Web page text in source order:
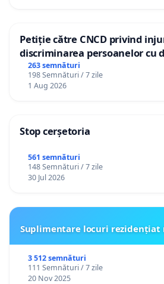
Petiție către CNCD privind
discriminarea persoanelor cu
către utilizatorul TikTok „Gorici”
263 semnături
198 Semnături / 7 zile
1 Aug 2026
Stop cerșetoria
561 semnături
148 Semnături / 7 zile
30 Jul 2026
Suplimentare locuri rezidențiat
3 512 semnături
111 Semnături / 7 zile
20 Nov 2025